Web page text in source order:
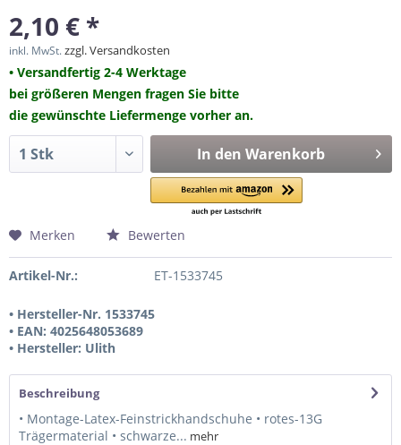
2,10 € *
inkl. MwSt.zzgl. Versandkosten
• Versandfertig 2-4 Werktage
bei größeren Mengen fragen Sie bitte
die gewünschte Liefermenge vorher an.
In den Warenkorb
Merken Bewerten
Artikel-Nr.: ET-1533745
• Hersteller-Nr. 1533745
• EAN: 4025648053689
• Hersteller: Ulith
Beschreibung
• Montage-Latex-Feinstrickhandschuhe • rotes-13G
Trägermaterial • schwarze... mehr